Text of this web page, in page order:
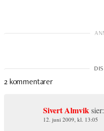
2 kommentarer
Sivert Almvik sier:
12. juni 2009, kl. 13:05